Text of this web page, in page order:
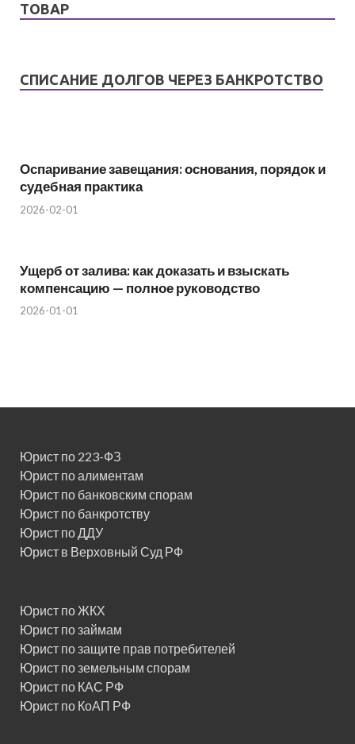
ТОВАР
СПИСАНИЕ ДОЛГОВ ЧЕРЕЗ БАНКРОТСТВО
Оспаривание завещания: основания, порядок и
судебная практика
2026-02-01
Ущерб от залива: как доказать и взыскать
компенсацию — полное руководство
2026-01-01
Юрист по 223-ФЗ
Юрист по алиментам
Юрист по банковским спорам
Юрист по банкротству
Юрист по ДДУ
Юрист в Верховный Суд РФ
Юрист по ЖКХ
Юрист по займам
Юрист по защите прав потребителей
Юрист по земельным спорам
Юрист по КАС РФ
Юрист по КоАП РФ